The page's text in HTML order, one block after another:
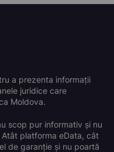
a prezenta informații
juridice care
Moldova.
scop pur informativ și nu
platforma eData, cât
de garanție și nu poartă